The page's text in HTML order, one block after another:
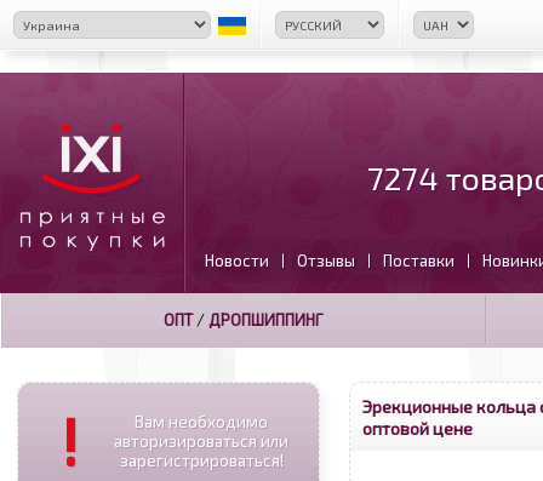
7274
Новости | Отзывы | Поставки |
ОПТ/ ДРОПШИППИНГ
!
Вам необходимо
авторизироваться или
зарегистрироваться!
Эрекционные кольца
оптовой цене